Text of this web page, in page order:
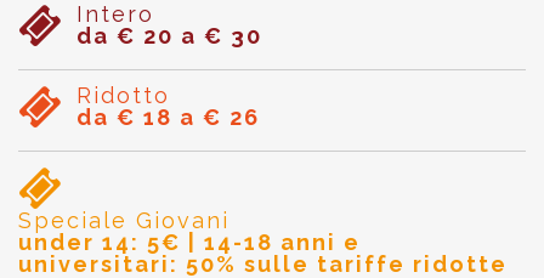
Intero
da € 20 a € 30
Ridotto
da € 18 a € 26
Speciale Giovani
under 14: 5€ | 14-18 anni e
universitari: 50% sulle tariffe ridotte